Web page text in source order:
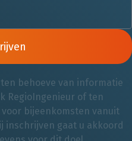
behoeve van informatie
RegioIngenieur of ten
bijeenkomsten vanuit
inschrijven gaat u akkoord